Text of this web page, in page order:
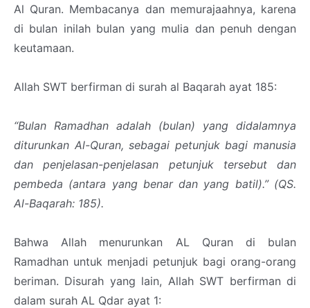
Al Quran. Membacanya dan memurajaahnya, karena
di bulan inilah bulan yang mulia dan penuh dengan
keutamaan.
Allah SWT berfirman di surah al Baqarah ayat 185:
“Bulan Ramadhan adalah (bulan) yang didalamnya
diturunkan Al-Quran, sebagai petunjuk bagi manusia
dan penjelasan-penjelasan petunjuk tersebut dan
pembeda (antara yang benar dan yang batil).” (QS.
Al-Baqarah: 185).
Bahwa Allah menurunkan AL Quran di bulan
Ramadhan untuk menjadi petunjuk bagi orang-orang
beriman. Disurah yang lain, Allah SWT berfirman di
dalam surah AL Qdar ayat 1: